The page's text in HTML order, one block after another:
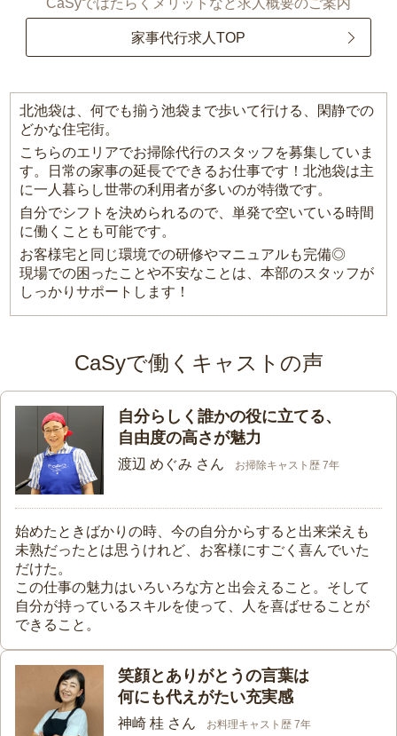
CaSyではたらくメリットなど求人概要のご案内
家事代行求人TOP
北池袋は、何でも揃う池袋まで歩いて行ける、閑静での
どかな住宅街。
こちらのエリアでお掃除代行のスタッフを募集していま
す。日常の家事の延長でできるお仕事です！北池袋は主
に一人暮らし世帯の利用者が多いのが特徴です。
自分でシフトを決められるので、単発で空いている時間
に働くことも可能です。
お客様宅と同じ環境での研修やマニュアルも完備◎
現場での困ったことや不安なことは、本部のスタッフが
しっかりサポートします！
CaSyで働くキャストの声
自分らしく誰かの役に立てる、
自由度の高さが魅力
渡辺 めぐみ さん お掃除キャスト歴 7年
始めたときばかりの時、今の自分からすると出来栄えも
未熟だったとは思うけれど、お客様にすごく喜んでいた
だけた。
この仕事の魅力はいろいろな方と出会えること。そして
自分が持っているスキルを使って、人を喜ばせることが
できること。
笑顔とありがとうの言葉は
何にも代えがたい充実感
神崎 桂 さん お料理キャスト歴 7年